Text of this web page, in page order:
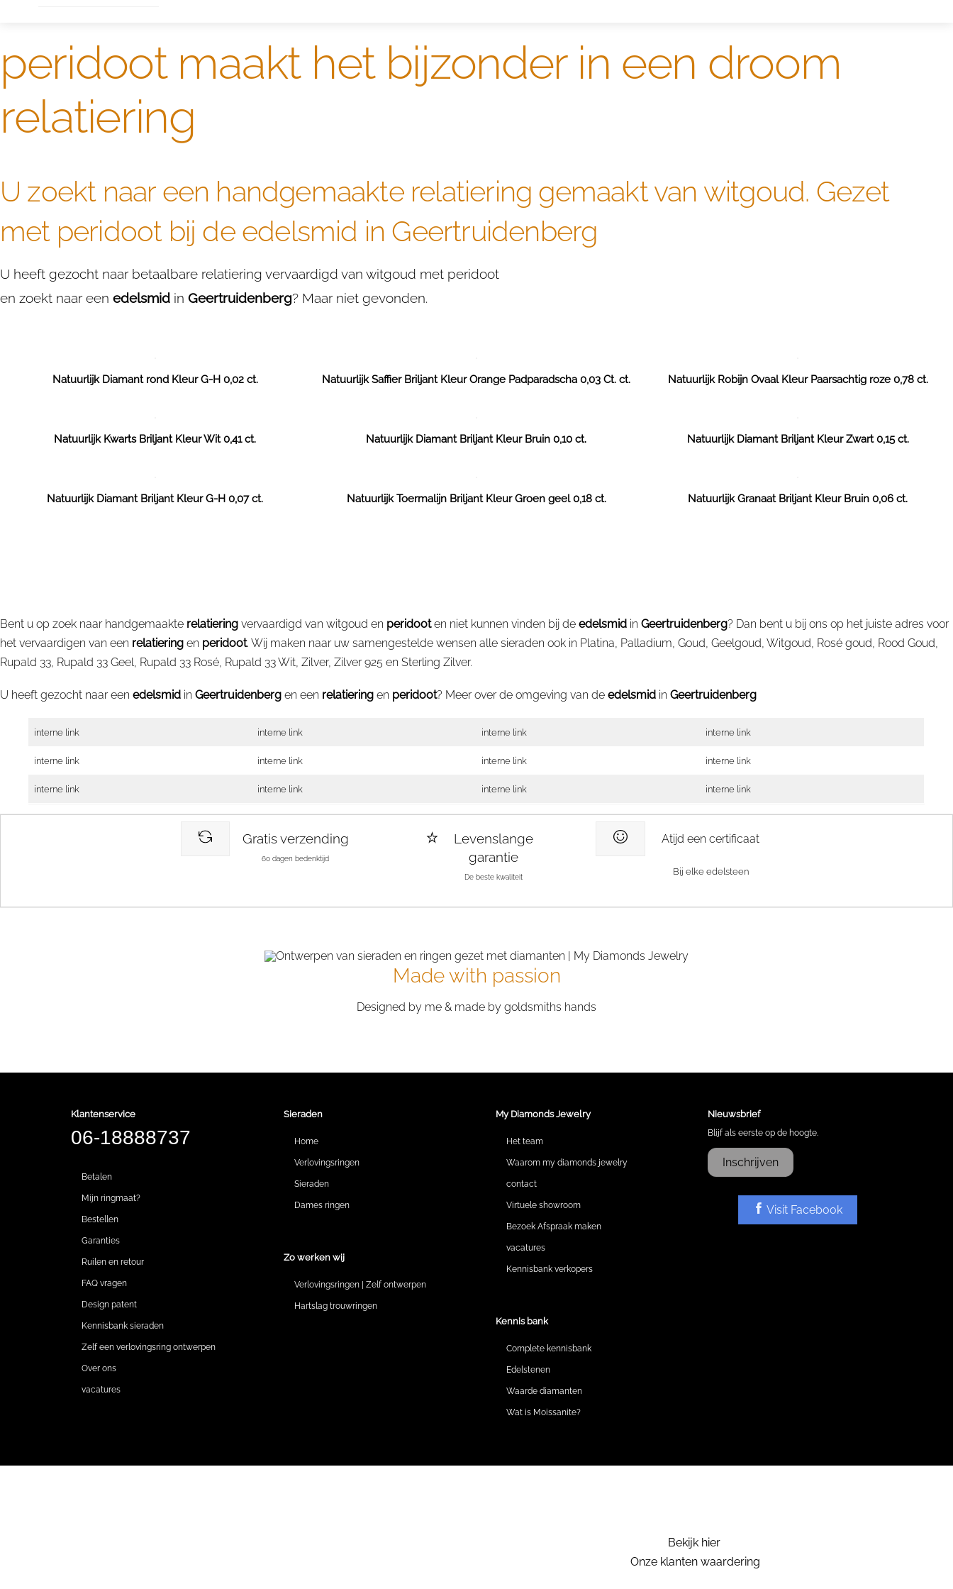
peridoot maakt het bijzonder in een droom
relatiering
U zoekt naar een handgemaakte relatiering gemaakt van witgoud. Gezet
met peridoot bij de edelsmid in Geertruidenberg
U heeft gezocht naar betaalbare relatiering vervaardigd van witgoud met peridoot
en zoekt naar een edelsmid in Geertruidenberg? Maar niet gevonden.
Natuurlijk Diamant rond Kleur G-H 0,02 ct. Natuurlijk Saffier Briljant Kleur Orange Padparadscha 0,03 Ct. ct. Natuurlijk Robijn Ovaal Kleur Paarsachtig roze 0,78 ct.
Natuurlijk Kwarts Briljant Kleur Wit 0,41 ct. Natuurlijk Diamant Briljant Kleur Bruin 0,10 ct. Natuurlijk Diamant Briljant Kleur Zwart 0,15 ct.
Natuurlijk Diamant Briljant Kleur G-H 0,07 ct. Natuurlijk Toermalijn Briljant Kleur Groen geel 0,18 ct. Natuurlijk Granaat Briljant Kleur Bruin 0,06 ct.
Bent u op zoek naar handgemaakte relatiering vervaardigd van witgoud en peridooten niet kunnen vinden bij de edelsmid in Geertruidenberg? Dan bent u bij ons op het juiste adres voor
het vervaardigen van een relatiering en peridoot. Wij maken naar uw samengestelde wensen alle sieraden ook in Platina, Palladium, Goud, Geelgoud, Witgoud, Rosé goud, Rood Goud,
Rupald 33, Rupald 33 Geel, Rupald 33 Rosé, Rupald 33 Wit, Zilver, Zilver 925 en Sterling Zilver.
U heeft gezocht naar een edelsmid in Geertruidenberg en een relatiering en peridoot? Meer over de omgeving van de edelsmid in Geertruidenberg
interne link interne link interne link interne link
interne link interne link interne link interne link
interne link interne link interne link interne link
Gratis verzending
60 dagen bedenktijd
Levenslange
garantie
De beste kwaliteit
Atijd een certificaat
Bij elke edelsteen
Made with passion
Designed by me & made by goldsmiths hands
Klantenservice
06-18888737
Betalen
Mijn ringmaat?
Bestellen
Garanties
Ruilen en retour
FAQ vragen
Design patent
Kennisbank sieraden
Zelf een verlovingsring ontwerpen
Over ons
vacatures
Sieraden
Home
Verlovingsringen
Sieraden
Dames ringen
Zo werken wij
Verlovingsringen | Zelf ontwerpen
Hartslag trouwringen
My Diamonds Jewelry
Het team
Waarom my diamonds jewelry
contact
Virtuele showroom
Bezoek Afspraak maken
vacatures
Kennisbank verkopers
Kennis bank
Complete kennisbank
Edelstenen
Waarde diamanten
Wat is Moissanite?
Nieuwsbrief
Blijf als eerste op de hoogte.
Inschrijven
Visit Facebook
Bekijk hier
Onze klanten waardering